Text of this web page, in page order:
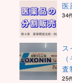
医
34
ス
査
25